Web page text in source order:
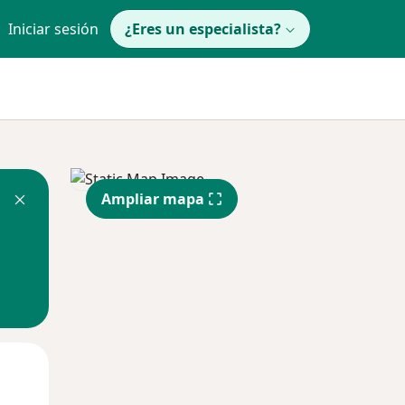
Iniciar sesión ¿Eres un especialista?
Ampliar mapa